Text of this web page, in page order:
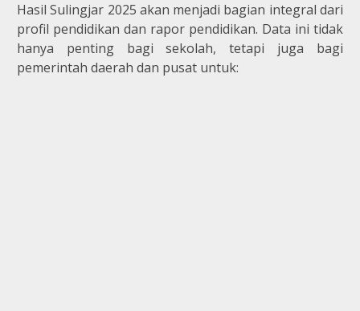
Hasil Sulingjar 2025 akan menjadi bagian integral dari
profil pendidikan dan rapor pendidikan. Data ini tidak
hanya penting bagi sekolah, tetapi juga bagi
pemerintah daerah dan pusat untuk: